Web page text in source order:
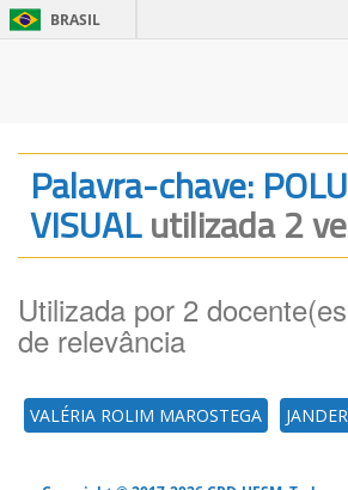
BRASIL
Palavra-chave:
VISUALutilizada 2
Utilizada por 2
de relevância
VALÉRIA ROLIM MAROSTEGA